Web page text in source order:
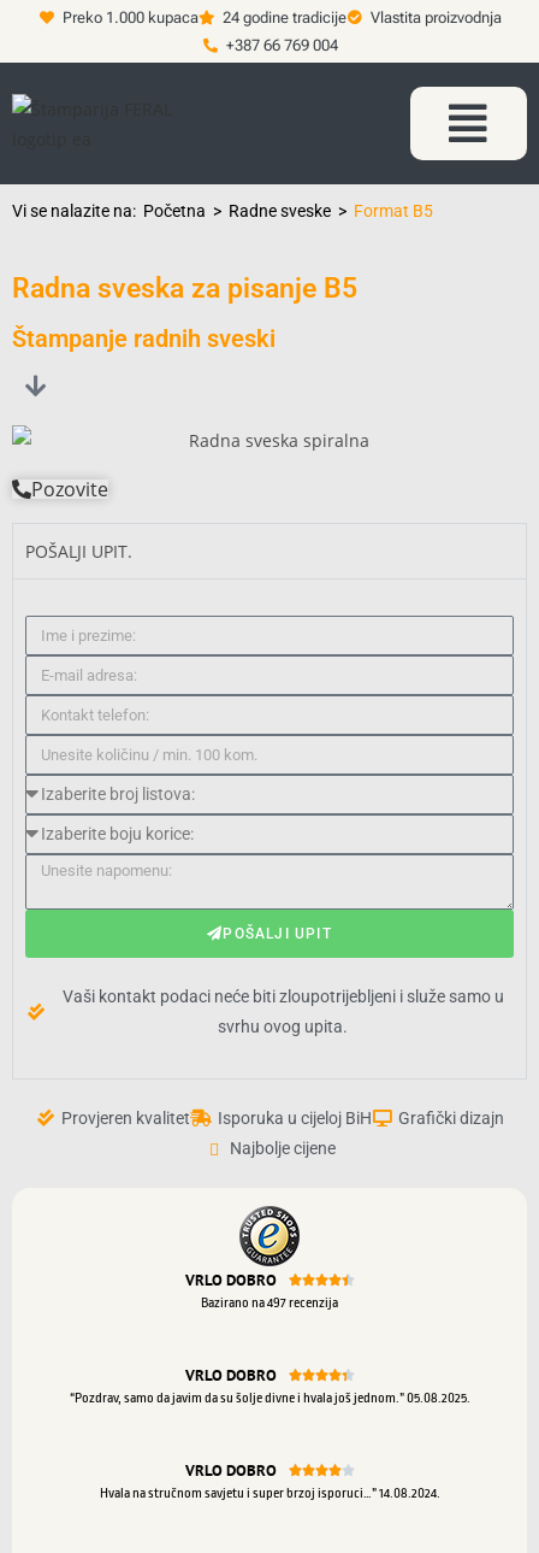
Preko 1.000 kupaca 24 godine tradicije
Vlastita proizvodnja
+387 66 769 004
Vi se nalazite na: Početna > Radne sveske > Format B5
Radna sveska za pisanje B5
Štampanje radnih sveski
Pozovite
POŠALJI UPIT.
POŠALJI UPIT
Vaši kontakt podaci neće biti zloupotrijebljeni i služe samo u
svrhu ovog upita.
Provjeren kvalitet Isporuka u cijeloj BiH
Grafički dizajn
Najbolje cijene
VRLO DOBRO 
Bazirano na 497 recenzija
VRLO DOBRO 
“Pozdrav, samo da javim da su šolje divne i hvala još jednom.” 05.08.2025.
VRLO DOBRO 
Hvala na stručnom savjetu i super brzoj isporuci…” 14.08.2024.